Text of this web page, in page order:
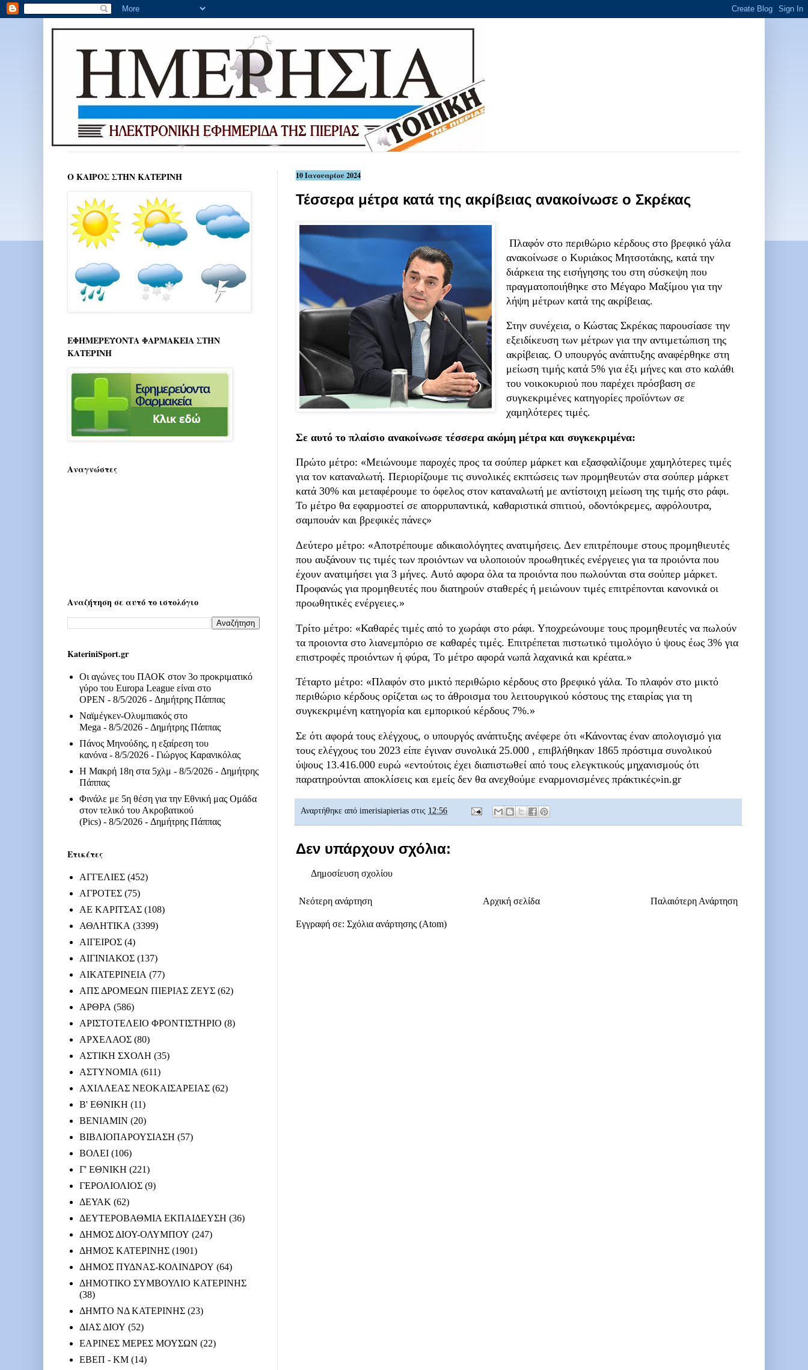
10 Ιανουαρίου 2024
Τέσσερα μέτρα κατά της ακρίβειας ανακοίνωσε ο Σκρέκας
Πλαφόν στο περιθώριο κέρδους στο βρεφικό γάλα
ανακοίνωσε ο Κυριάκος Μητσοτάκης, κατά την
διάρκεια της εισήγησης του στη σύσκεψη που
πραγματοποιήθηκε στο Μέγαρο Μαξίμου για την
λήψη μέτρων κατά της ακρίβειας.
Στην συνέχεια, ο Κώστας Σκρέκας παρουσίασε την
εξειδίκευση των μέτρων για την αντιμετώπιση της
ακρίβειας. Ο υπουργός ανάπτυξης αναφέρθηκε στη
μείωση τιμής κατά 5% για έξι μήνες και στο καλάθι
του νοικοκυριού που παρέχει πρόσβαση σε
συγκεκριμένες κατηγορίες προϊόντων σε
χαμηλότερες τιμές.
Σε αυτό το πλαίσιο ανακοίνωσε τέσσερα ακόμη μέτρα και συγκεκριμένα:
Πρώτο μέτρο: «Μειώνουμε παροχές προς τα σούπερ μάρκετ και εξασφαλίζουμε χαμηλότερες τιμές
για τον καταναλωτή. Περιορίζουμε τις συνολικές εκπτώσεις των προμηθευτών στα σούπερ μάρκετ
κατά 30% και μεταφέρουμε το όφελος στον καταναλωτή με αντίστοιχη μείωση της τιμής στο ράφι.
Το μέτρο θα εφαρμοστεί σε απορρυπαντικά, καθαριστικά σπιτιού, οδοντόκρεμες, αφρόλουτρα,
σαμπουάν και βρεφικές πάνες»
Δεύτερο μέτρο: «Αποτρέπουμε αδικαιολόγητες ανατιμήσεις. Δεν επιτρέπουμε στους προμηθιευτές
που αυξάνουν τις τιμές των προιόντων να υλοποιούν προωθητικές ενέργειες για τα προιόντα που
έχουν ανατιμήσει για 3 μήνες. Αυτό αφορα όλα τα προιόντα που πωλούνται στα σούπερ μάρκετ.
Προφανώς για προμηθευτές που διατηρούν σταθερές ή μειώνουν τιμές επιτρέπονται κανονικά οι
προωθητικές ενέργειες.»
Τρίτο μέτρο: «Καθαρές τιμές από το χωράφι στο ράφι. Υποχρεώνουμε τους προμηθευτές να πωλούν
τα προιοντα στο λιανεμπόριο σε καθαρές τιμές. Επιτρέπεται πιστωτικό τιμολόγιο ύ ψους έως 3% για
επιστροφές προιόντων ή φύρα, Το μέτρο αφορά νωπά λαχανικά και κρέατα.»
Τέταρτο μέτρο: «Πλαφόν στο μικτό περιθώριο κέρδους στο βρεφικό γάλα. Το πλαφόν στο μικτό
περιθώριο κέρδους ορίζεται ως το άθροισμα του λειτουργικού κόστους της εταιρίας για τη
συγκεκριμένη κατηγορία και εμπορικού κέρδους 7%.»
Σε ότι αφορά τους ελέγχους, ο υπουργός ανάπτυξης ανέφερε ότι «Κάνοντας έναν απολογισμό για
τους ελέγχους του 2023 είπε έγιναν συνολικά 25.000 , επιβλήθηκαν 1865 πρόστιμα συνολικού
ύψους 13.416.000 ευρώ «εντούτοις έχει διαπιστωθεί από τους ελεγκτικούς μηχανισμούς ότι
παρατηρούνται αποκλίσεις και εμείς δεν θα ανεχθούμε εναρμονισμένες πράκτικές»in.gr
Αναρτήθηκε από imerisiapierias στις 12:56
Δεν υπάρχουν σχόλια:
Δημοσίευση σχολίου
Νεότερη ανάρτηση Παλαιότερη Ανάρτηση
Αρχική σελίδα
Εγγραφή σε: Σχόλια ανάρτησης (Atom)
Ο ΚΑΙΡΟΣ ΣΤΗΝ ΚΑΤΕΡΙΝΗ
ΕΦΗΜΕΡΕΥΟΝΤΑ ΦΑΡΜΑΚΕΙΑ ΣΤΗΝ
ΚΑΤΕΡΙΝΗ
Αναγνώστες
Αναζήτηση σε αυτό το ιστολόγιο
KateriniSport.gr
Οι αγώνες του ΠΑΟΚ στον 3ο προκριματικό
γύρο του Europa League είναι στο
OPEN - 8/5/2026 - Δημήτρης Πάππας
Ναϊμέγκεν-Ολυμπιακός στο
Mega - 8/5/2026 - Δημήτρης Πάππας
Πάνος Μηνούδης, η εξαίρεση του
κανόνα - 8/5/2026 - Γιώργος Καρανικόλας
Η Μακρή 18η στα 5χλμ - 8/5/2026 - Δημήτρης
Πάππας
Φινάλε με 5η θέση για την Εθνική μας Ομάδα
στον τελικό του Ακροβατικού
(Pics) - 8/5/2026 - Δημήτρης Πάππας
Ετικέτες
ΑΓΓΕΛΙΕΣ (452)
ΑΓΡΟΤΕΣ (75)
ΑΕ ΚΑΡΙΤΣΑΣ (108)
ΑΘΛΗΤΙΚΑ (3399)
ΑΙΓΕΙΡΟΣ (4)
ΑΙΓΙΝΙΑΚΟΣ (137)
ΑΙΚΑΤΕΡΙΝΕΙΑ (77)
ΑΠΣ ΔΡΟΜΕΩΝ ΠΙΕΡΙΑΣ ΖΕΥΣ (62)
ΑΡΘΡΑ (586)
ΑΡΙΣΤΟΤΕΛΕΙΟ ΦΡΟΝΤΙΣΤΗΡΙΟ (8)
ΑΡΧΕΛΑΟΣ (80)
ΑΣΤΙΚΗ ΣΧΟΛΗ (35)
ΑΣΤΥΝΟΜΙΑ (611)
ΑΧΙΛΛΕΑΣ ΝΕΟΚΑΙΣΑΡΕΙΑΣ (62)
Β' ΕΘΝΙΚΗ (11)
ΒΕΝΙΑΜΙΝ (20)
ΒΙΒΛΙΟΠΑΡΟΥΣΙΑΣΗ (57)
ΒΟΛΕΙ (106)
Γ' ΕΘΝΙΚΗ (221)
ΓΕΡΟΛΙΟΛΙΟΣ (9)
ΔΕΥΑΚ (62)
ΔΕΥΤΕΡΟΒΑΘΜΙΑ ΕΚΠΑΙΔΕΥΣΗ (36)
ΔΗΜΟΣ ΔΙΟΥ-ΟΛΥΜΠΟΥ (247)
ΔΗΜΟΣ ΚΑΤΕΡΙΝΗΣ (1901)
ΔΗΜΟΣ ΠΥΔΝΑΣ-ΚΟΛΙΝΔΡΟΥ (64)
ΔΗΜΟΤΙΚΟ ΣΥΜΒΟΥΛΙΟ ΚΑΤΕΡΙΝΗΣ
(38)
ΔΗΜΤΟ ΝΔ ΚΑΤΕΡΙΝΗΣ (23)
ΔΙΑΣ ΔΙΟΥ (52)
ΕΑΡΙΝΕΣ ΜΕΡΕΣ ΜΟΥΣΩΝ (22)
ΕΒΕΠ - ΚΜ (14)